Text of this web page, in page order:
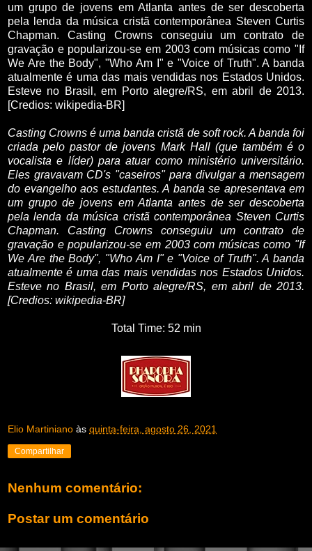
um grupo de jovens em Atlanta antes de ser descoberta
pela lenda da música cristã contemporânea Steven Curtis
Chapman. Casting Crowns conseguiu um contrato de
gravação e popularizou-se em 2003 com músicas como "If
We Are the Body", "Who Am I" e "Voice of Truth". A banda
atualmente é uma das mais vendidas nos Estados Unidos.
Esteve no Brasil, em Porto alegre/RS, em abril de 2013.
[Credios: wikipedia-BR]
Casting Crowns é uma banda cristã de soft rock. A banda foi
criada pelo pastor de jovens Mark Hall (que também é o
vocalista e líder) para atuar como ministério universitário.
Eles gravavam CD's "caseiros" para divulgar a mensagem
do evangelho aos estudantes. A banda se apresentava em
um grupo de jovens em Atlanta antes de ser descoberta
pela lenda da música cristã contemporânea Steven Curtis
Chapman. Casting Crowns conseguiu um contrato de
gravação e popularizou-se em 2003 com músicas como "If
We Are the Body", "Who Am I" e "Voice of Truth". A banda
atualmente é uma das mais vendidas nos Estados Unidos.
Esteve no Brasil, em Porto alegre/RS, em abril de 2013.
[Credios: wikipedia-BR]
Total Time: 52 min
Elio Martiniano às quinta-feira, agosto 26, 2021
Compartilhar
Nenhum comentário:
Postar um comentário